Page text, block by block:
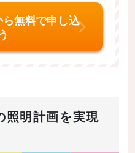
ら無料で申し込
明計画を実現